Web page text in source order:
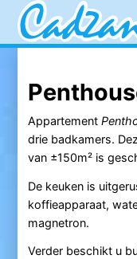
Appartement
drie badkamers.
van ±150m² is
De keuken is
koffieapparaat,
magnetron.
Verder beschikt u